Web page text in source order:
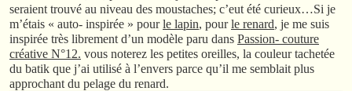
seraient trouvé au niveau des moustaches; c’eut été curieux…Si je
m’étais « auto- inspirée » pourle lapin, pourle renard, je me suis
inspirée très librement d’un modèle paru dans Passion- couture
créative N°12. vous noterez les petites oreilles, la couleur tachetée
du batik que j’ai utilisé à l’envers parce qu’il me semblait plus
approchant du pelage du renard.